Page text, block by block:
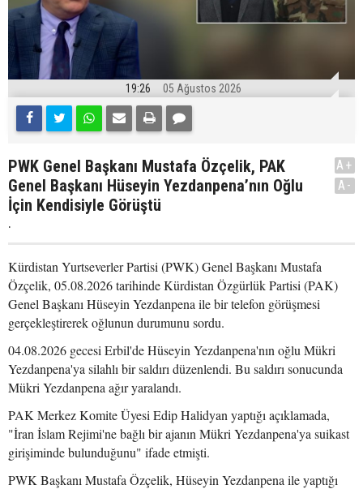
19:26 05 Ağustos 2026
PWK Genel Başkanı Mustafa Özçelik, PAK
Genel Başkanı Hüseyin Yezdanpena’nın Oğlu
İçin Kendisiyle Görüştü
.
A+
A-
Kürdistan Yurtseverler Partisi (PWK) Genel Başkanı Mustafa
Özçelik, 05.08.2026 tarihinde Kürdistan Özgürlük Partisi (PAK)
Genel Başkanı Hüseyin Yezdanpena ile bir telefon görüşmesi
gerçekleştirerek oğlunun durumunu sordu.
04.08.2026 gecesi Erbil'de Hüseyin Yezdanpena'nın oğlu Mükri
Yezdanpena'ya silahlı bir saldırı düzenlendi. Bu saldırı sonucunda
Mükri Yezdanpena ağır yaralandı.
PAK Merkez Komite Üyesi Edip Halidyan yaptığı açıklamada,
"İran İslam Rejimi'ne bağlı bir ajanın Mükri Yezdanpena'ya suikast
girişiminde bulunduğunu" ifade etmişti.
PWK Başkanı Mustafa Özçelik, Hüseyin Yezdanpena ile yaptığı